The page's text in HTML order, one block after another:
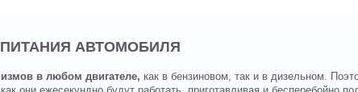
АВТОМОБИЛЯ
в любом двигателе, как в бензиновом, так и в дизельном.